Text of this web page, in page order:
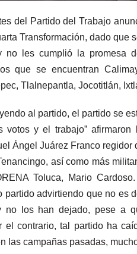
del Partido del Trabajo
Transformación, dado que
les cumplió la promesa
que se encuentran
Tlalnepantla, Jocotitlán,
al partido, el partido se
votos y el trabajo”
Ángel Juárez Franco
así como más
Toluca, Mario
partido advirtiendo que no es
no los han dejado, pese a
el contrario, tal partido ha
las campañas pasadas,